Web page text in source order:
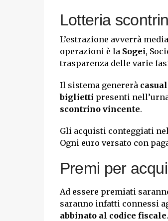
Lotteria
L’estrazione avverrà
operazioni è la Sogei,
trasparenza delle varie
Il sistema genererà
biglietti presenti
scontrino vincente.
Gli acquisti conteggiati
Ogni euro versato con
Premi per
Ad essere premiati
saranno infatti connessi
abbinato al codice fiscale